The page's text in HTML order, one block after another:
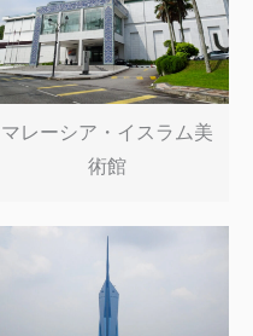
マレーシア・イスラム美
術館